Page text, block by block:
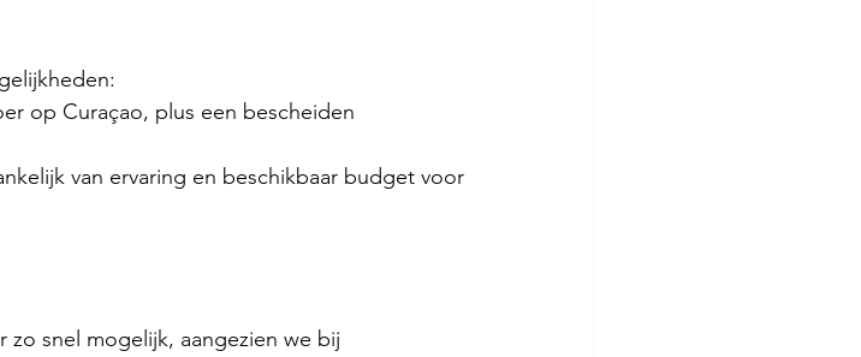
op Curaçao, plus een bescheiden
van ervaring en beschikbaar budget voor
zo snel mogelijk, aangezien we bij